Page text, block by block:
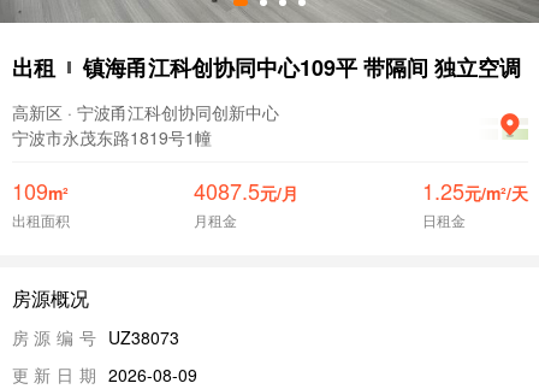
出租 镇海甬江科创协同中心109平 带隔间 独立空调
高新区 · 宁波甬江科创协同创新中心
宁波市永茂东路1819号1幢
109m²
出租面积
4087.5元/月
月租金
1.25元/m²/天
日租金
房源概况
房源编号 UZ38073
更新日期 2026-08-09